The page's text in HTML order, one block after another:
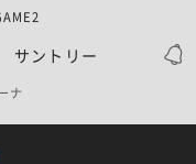
サントリー
ナ